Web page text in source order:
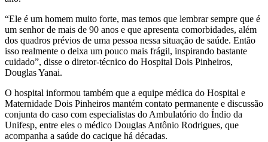
“Ele é um homem muito forte, mas temos que lembrar sempre que é
um senhor de mais de 90 anos e que apresenta comorbidades, além
dos quadros prévios de uma pessoa nessa situação de saúde. Então
isso realmente o deixa um pouco mais frágil, inspirando bastante
cuidado”, disse o diretor-técnico do Hospital Dois Pinheiros,
Douglas Yanai.
O hospital informou também que a equipe médica do Hospital e
Maternidade Dois Pinheiros mantém contato permanente e discussão
conjunta do caso com especialistas do Ambulatório do Índio da
Unifesp, entre eles o médico Douglas Antônio Rodrigues, que
acompanha a saúde do cacique há décadas.